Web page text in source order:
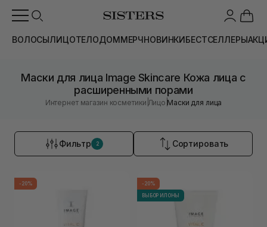
ВОЛОСЫЛИЦОТЕЛОДОММЕРЧНОВИНКИБЕСТСЕЛЛЕРЫ
Маски для лица Image Skincare Кожа лица с
расширенными порами
Интернет магазин косметики Лицо |Маски для лица
Фильтр 2 Сортировать
-20%
-20%
ВЫБОР ИЛОНЫ